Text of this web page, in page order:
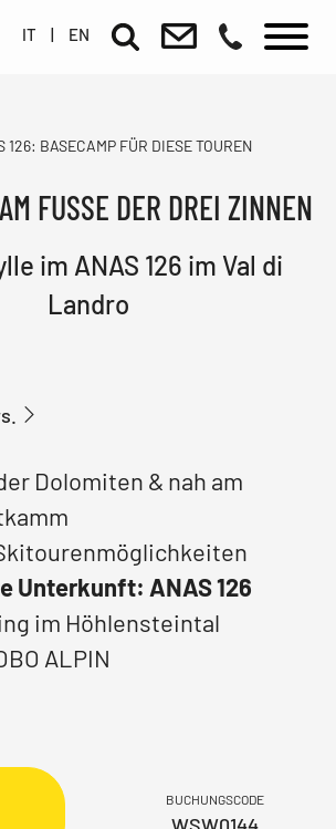
IT | EN
126: BASECAMP FÜR DIESE TOUREN
FUSSE DER DREI ZINNEN
im ANAS 126 im Val di
Landro
Dolomiten & nah am
Unterkunft: ANAS 126
im Höhlensteintal
ALPIN
BUCHUNGSCODE